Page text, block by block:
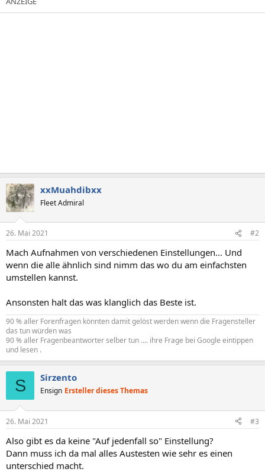
xxMuahdibxx
Fleet Admiral
26. Mai 2021 #2
Mach Aufnahmen von verschiedenen Einstellungen... Und
wenn die alle ähnlich sind nimm das wo du am einfachsten
umstellen kannst.
Ansonsten halt das was klanglich das Beste ist.
90 % aller Forenfragen könnten damit gelöst werden wenn die Fragensteller
das tun würden was
90 % aller Fragenbeantworter selber tun .... ihre Frage bei Google eintippen
und lesen .
S Sirzento
Ensign Ersteller dieses Themas
26. Mai 2021 #3
Also gibt es da keine "Auf jedenfall so" Einstellung?
Dann muss ich da mal alles Austesten wie sehr es einen
unterschied macht.